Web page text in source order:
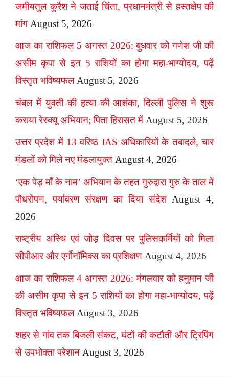
जमीयतुल कुरैश ने जताई चिंता, प्रधानमंत्री से हस्तक्षेप की
मांग August 5, 2026
आज का राशिफल 5 अगस्त 2026: बुधवार को गणेश जी की
असीम कृपा से इन 5 राशियों का होगा महा-भाग्योदय, पढ़ें
विस्तृत भविष्यफल August 5, 2026
चंबल में युवती की हत्या की आशंका, दिल्ली पुलिस ने शुरू
कराया रेस्क्यू अभियान; पिता हिरासत में August 5, 2026
उत्तर प्रदेश में 13 वरिष्ठ IAS अधिकारियों के तबादले, चार
मंडलों को मिले नए मंडलायुक्त August 4, 2026
‘एक पेड़ माँ के नाम’ अभियान के तहत गुरुद्वारा गुरु के ताल में
पौधरोपण, पर्यावरण संरक्षण का दिया संदेश August 4,
2026
राष्ट्रीय अस्थि एवं जोड़ दिवस पर पुलिसकर्मियों को मिला
सीपीआर और एर्गोनॉमिक्स का प्रशिक्षण August 4, 2026
आज का राशिफल 4 अगस्त 2026: मंगलवार को हनुमान जी
की असीम कृपा से इन 5 राशियों का होगा महा-भाग्योदय, पढ़ें
विस्तृत भविष्यफल August 3, 2026
शहर से गांव तक बिजली संकट, घंटों की कटौती और ट्रिपिंग
से उपभोक्ता परेशान August 3, 2026